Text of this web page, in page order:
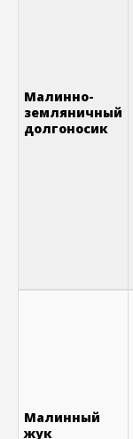
Малинно-
земляничный
долгоносик
Малинный
жук